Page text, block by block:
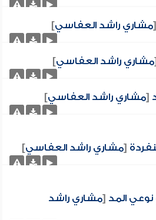
[مشاري راشد العفاسي]
[مشاري راشد العفاسي]
[مشاري راشد العفاسي]
[مشاري راشد العفاسي]
المد [مشاري راشد